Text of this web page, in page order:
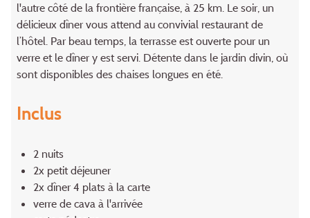
l'autre côté de la frontière française, à 25 km. Le soir, un
délicieux dîner vous attend au convivial restaurant de
l’hôtel. Par beau temps, la terrasse est ouverte pour un
verre et le dîner y est servi. Détente dans le jardin divin, où
sont disponibles des chaises longues en été.
Inclus
2 nuits
2x petit déjeuner
2x dîner 4 plats à la carte
verre de cava à l'arrivée